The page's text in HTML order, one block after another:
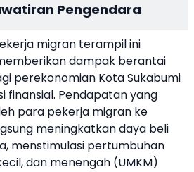
Pengendara
migran terampil ini
dampak berantai
perekonomian Kota Sukabumi
finansial. Pendapatan yang
para pekerja migran ke
meningkatkan daya beli
menstimulasi pertumbuhan
dan menengah (UMKM)